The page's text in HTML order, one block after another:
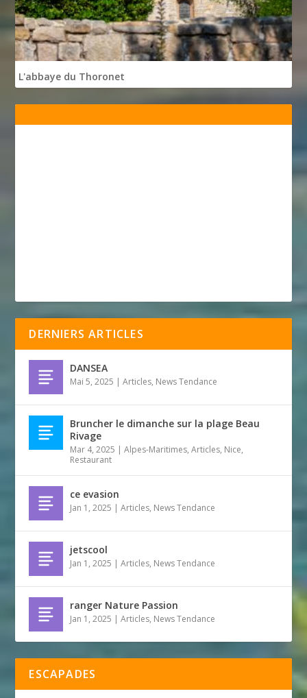
L'abbaye du Thoronet
DERNIERS ARTICLES
DANSEA
Mai 5, 2025 |Articles, News Tendance
Bruncher le dimanche sur la plage Beau
Rivage
Mar 4, 2025 |Alpes-Maritimes,Articles, Nice,
Restaurant
ce evasion
Jan 1, 2025 |Articles, News Tendance
jetscool
Jan 1, 2025 |Articles, News Tendance
ranger Nature Passion
Jan 1, 2025 |Articles, News Tendance
ESCAPADES